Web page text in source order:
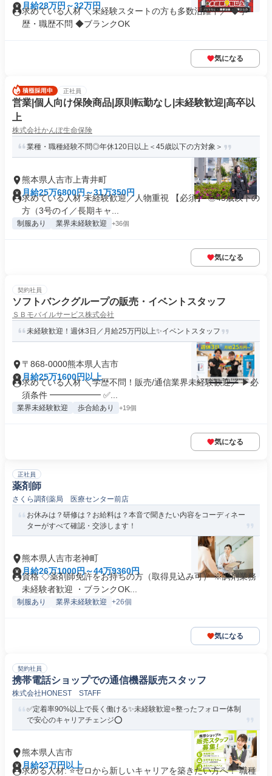
月給28万円～32万円
求めている人材 ＼未経験スタートの方も多数活躍中／ ◆学
歴・職歴不問 ◆ブランクOK
気になる
正社員
営業|個人向け保険商品|原則転勤なし|未経験歓迎|高卒以
上
株式会社かんぽ生命保険
業種・職種経験不問◎年休120日以上＜45歳以下の方対象＞
熊本県人吉市上青井町
月給25万6800円～31万350円
求めている人材 未経験歓迎／人物重視 【必須】 ◎45歳以下の
方（3号のイ／長期キャ...
制服あり 業界未経験歓迎 +36個
気になる
契約社員
ソフトバンクグループの販売・イベントスタッフ
ＳＢモバイルサービス株式会社
未経験歓迎！週休3日／月給25万円以上✨イベントスタッフ
〒868-0000熊本県人吉市
月給25万1600円以上
求めている人材 ＼学歴不問！販売/通信業界未経験歓迎／ ▶必
須条件 ━━━━━━ ✅...
業界未経験歓迎 歩合給あり +19個
気になる
正社員
薬剤師
さくら調剤薬局 医療センター前店
お休みは？研修は？お給料は？本音で聞きたい内容をコーディネー
ターがすべて確認・交渉します！
熊本県人吉市老神町
月給26万1000円～44万9360円
資格 ◇薬剤師免許をお持ちの方（取得見込み可） ※調剤業務
未経験者歓迎 ・ブランクOK...
制服あり 業界未経験歓迎 +26個
気になる
契約社員
携帯電話ショップでの通信機器販売スタッフ
株式会社HONEST STAFF
✅定着率90%以上で長く働ける✨未経験歓迎⭐整ったフォロー体制
で安心のキャリアチェンジ⭕
熊本県人吉市
月給23万円以上
求める人材: ⭐ゼロから新しいキャリアを築きたい方へ！ 職種